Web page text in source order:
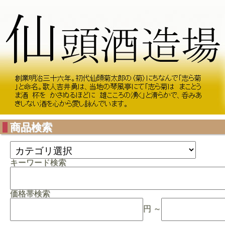
商品検索
キーワード検索
価格帯検索
円 ～